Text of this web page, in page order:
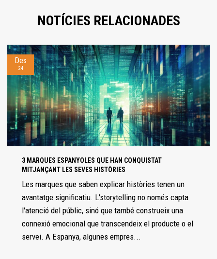
NOTÍCIES RELACIONADES
Des
24
3 MARQUES ESPANYOLES QUE HAN CONQUISTAT
MITJANÇANT LES SEVES HISTÒRIES
Les marques que saben explicar històries tenen un
avantatge significatiu. L'storytelling no només capta
l'atenció del públic, sinó que també construeix una
connexió emocional que transcendeix el producte o el
servei. A Espanya, algunes empres...